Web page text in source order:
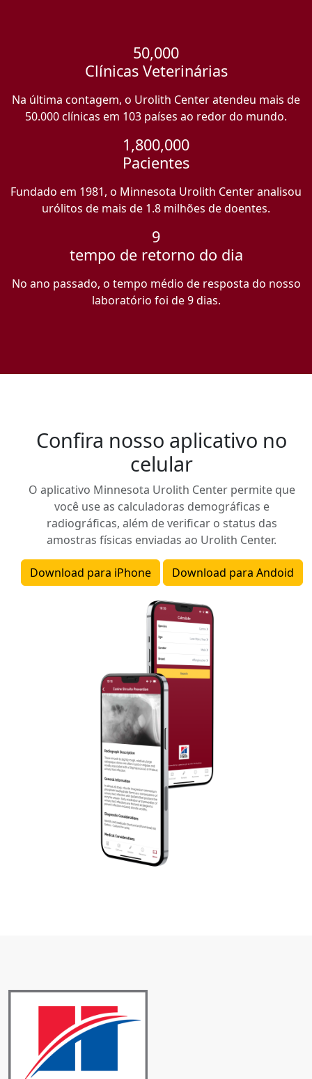
50,000
Clínicas Veterinárias
Na última contagem, o Urolith Center atendeu mais de
50.000 clínicas em 103 países ao redor do mundo.
1,800,000
Pacientes
Fundado em 1981, o Minnesota Urolith Center analisou
urólitos de mais de 1.8 milhões de doentes.
9
tempo de retorno do dia
No ano passado, o tempo médio de resposta do nosso
laboratório foi de 9 dias.
Confira nosso aplicativo no
celular
O aplicativo Minnesota Urolith Center permite que
você use as calculadoras demográficas e
radiográficas, além de verificar o status das
amostras físicas enviadas ao Urolith Center.
Download para iPhone Download para Andoid